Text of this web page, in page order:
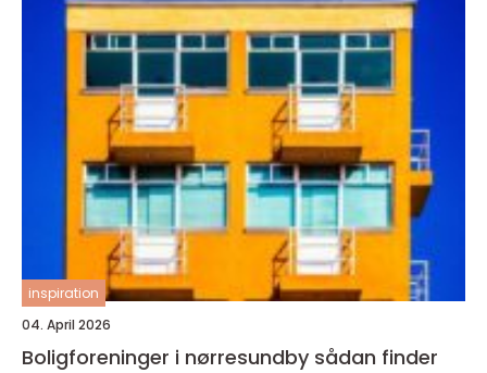
inspiration
04. April 2026
Boligforeninger i nørresundby sådan finder